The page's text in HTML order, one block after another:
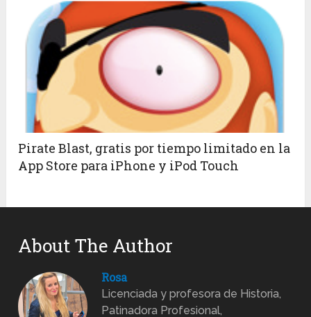
Pirate Blast, gratis por tiempo limitado en la
App Store para iPhone y iPod Touch
About The Author
Rosa
Licenciada y profesora de Historia,
Patinadora Profesional,